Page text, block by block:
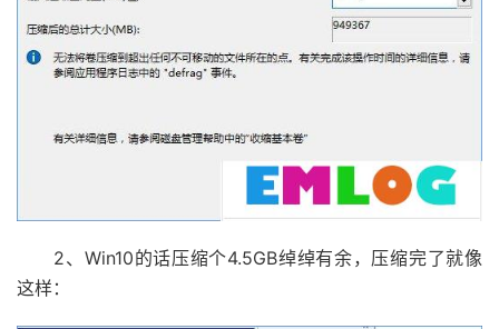
2、Win10的话压缩个4.5GB绰绰有余，压缩完了就像
这样：